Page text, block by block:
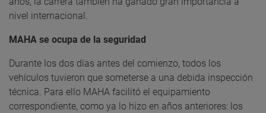
nivel internacional.
MAHA se ocupa de la seguridad
Durante los dos días antes del comienzo, todos los
vehículos tuvieron que someterse a una debida inspección
técnica. Para ello MAHA facilitó el equipamiento
correspondiente, como ya lo hizo en años anteriores: los